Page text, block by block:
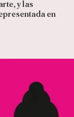
y las
en